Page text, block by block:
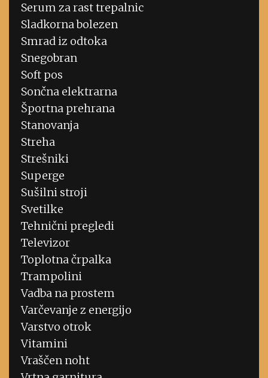
Serum za rast trepalnic
Sladkorna bolezen
Smrad iz odtoka
Snegobran
Soft pos
Sončna elektrarna
Športna prehrana
Stanovanja
Streha
Strešniki
Superge
Sušilni stroji
Svetilke
Tehnični pregledi
Televizor
Toplotna črpalka
Trampolini
Vadba na prostem
Varčevanje z energijo
Varstvo otrok
Vitamini
Vraščen noht